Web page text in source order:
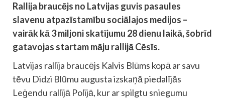
Rallija braucējs no Latvijas guvis pasaules
slavenu atpazīstamību sociālajos medijos –
vairāk kā 3 miljoni skatījumu 28 dienu laikā, šobrīd
gatavojas startam māju rallijā Cēsīs.
Latvijas rallija braucējs Kalvis Blūms kopā ar savu
tēvu Didzi Blūmu augusta izskaņā piedalījās
Leģendu rallijā Polijā, kur ar spilgtu sniegumu